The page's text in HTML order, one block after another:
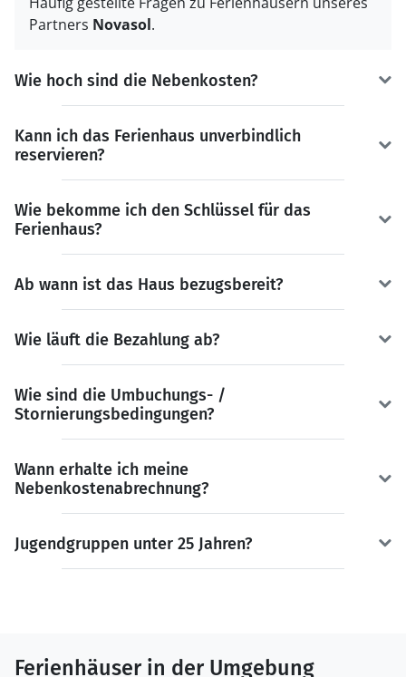
Partners Novasol.
Wie hoch sind die Nebenkosten?
Kann ich das Ferienhaus unverbindlich
reservieren?
Wie bekomme ich den Schlüssel für das
Ferienhaus?
Ab wann ist das Haus bezugsbereit?
Wie läuft die Bezahlung ab?
Wie sind die Umbuchungs- /
Stornierungsbedingungen?
Wann erhalte ich meine
Nebenkostenabrechnung?
Jugendgruppen unter 25 Jahren?
Ferienhäuser in der Umgebung